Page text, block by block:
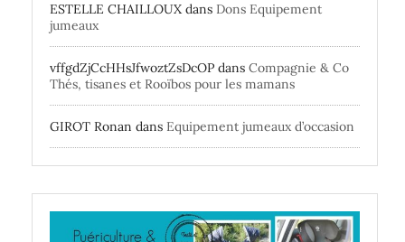
ESTELLE CHAILLOUXdans Dons Equipement
jumeaux
vffgdZjCcHHsJfwoztZsDcOP dans Compagnie & Co
Thés, tisanes et Rooïbos pour les mamans
GIROT Ronan dans Equipement jumeaux d’occasion